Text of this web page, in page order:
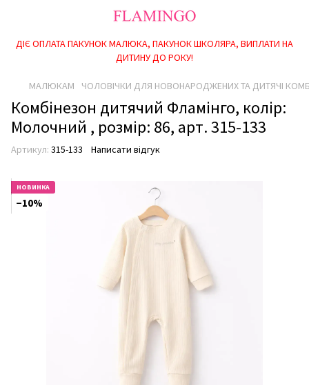
ДІЄ ОПЛАТА ПАКУНОК МАЛЮКА, ПАКУНОК ШКОЛЯРА, ВИПЛАТИ НА
ДИТИНУ ДО РОКУ!
МАЛЮКАМ ЧОЛОВІЧКИ ДЛЯ НОВОНАРОДЖЕНИХ ТА ДИТЯЧІ
Комбінезон дитячий Фламінго, колір:
Молочний , розмір: 86, арт. 315-133
Артикул: 315-133 Написати відгук
НОВИНКА
−10%